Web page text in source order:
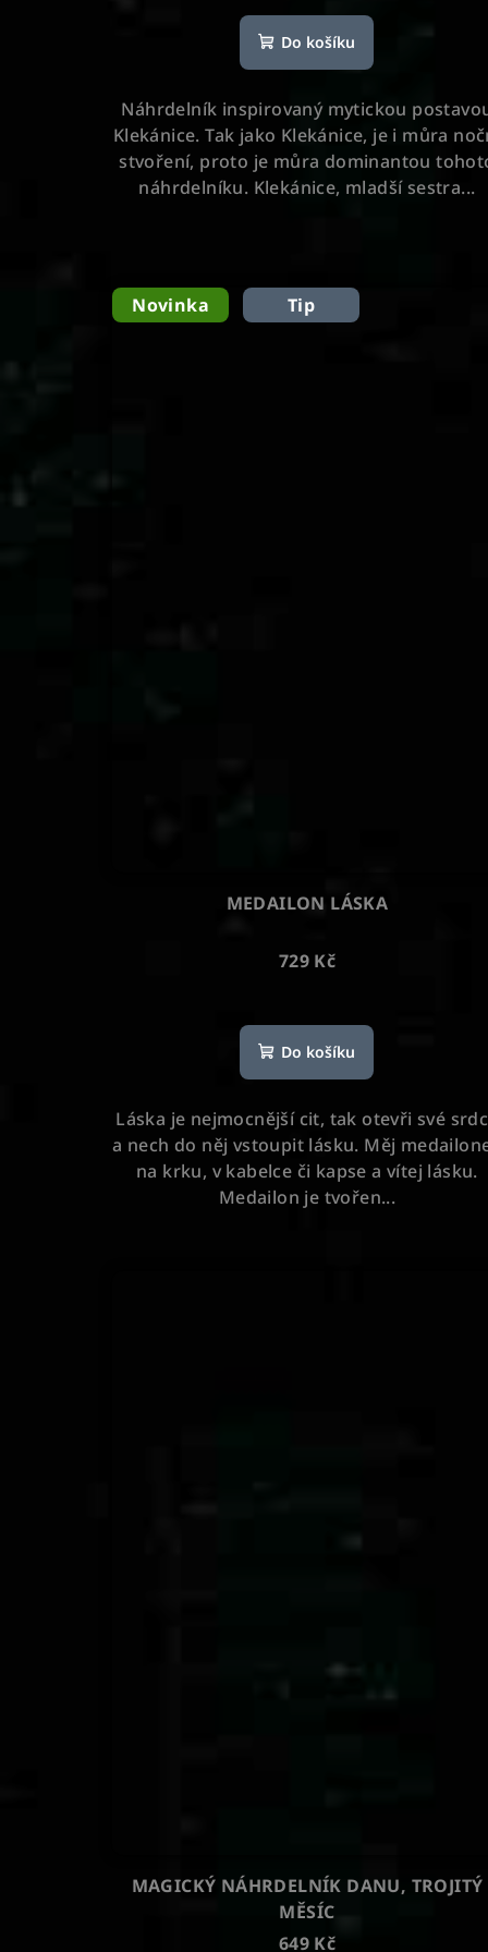
hodnocení
produktu
je
5,0
z
5
hvězdiček.
Do košíku
Náhrdelník inspirovaný mytickou
Klekánice. Tak jako Klekánice, je i můra
stvoření, proto je můra dominantou
náhrdelníku. Klekánice, mladší sestra...
Novinka Tip
MEDAILON LÁSKA
729 Kč
hodnocení
produktu
je
5,0
z
5
hvězdiček.
Do košíku
Láska je nejmocnější cit, tak otevři své
a nech do něj vstoupit lásku. Měj
na krku, v kabelce či kapse a vítej lásku.
Medailon je tvořen...
MAGICKÝ NÁHRDELNÍK DANU, TROJITÝ
MĚSÍC
649 Kč